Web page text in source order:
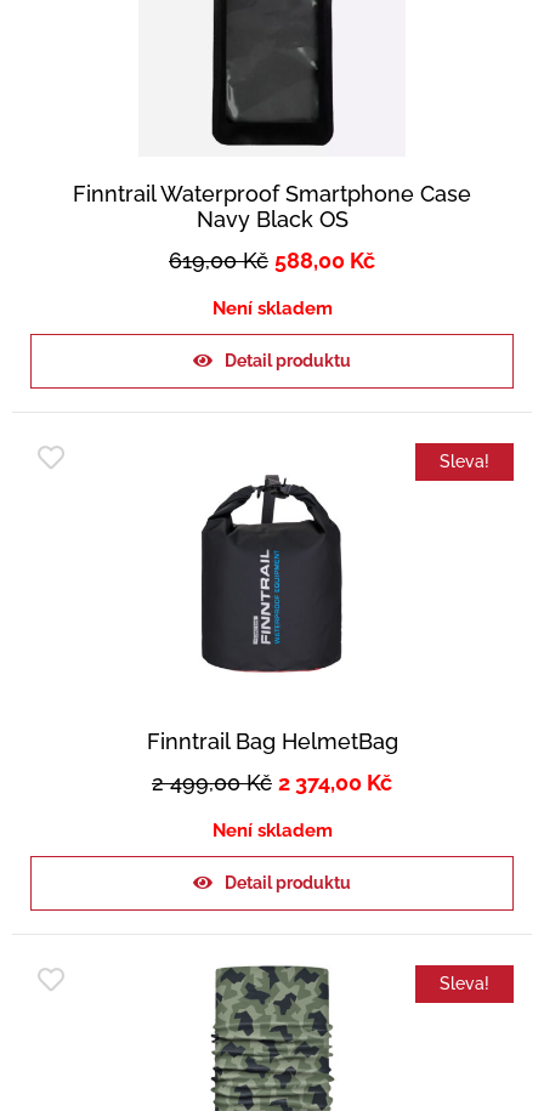
Finntrail Waterproof Smartphone Case
Navy Black OS
619,00Kč 588,00 Kč
Není skladem
Detail produktu
Sleva!
Finntrail Bag HelmetBag
2 499,00Kč 2 374,00 Kč
Není skladem
Detail produktu
Sleva!